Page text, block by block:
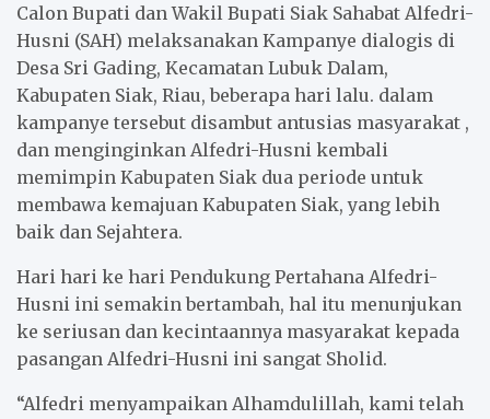
b
o
o
k
t
e
r
l
s
A
p
p
e
Calon Bupati dan Wakil Bupati Siak Sahabat Alfedri-
Husni (SAH) melaksanakan Kampanye dialogis di
Desa Sri Gading, Kecamatan Lubuk Dalam,
Kabupaten Siak, Riau, beberapa hari lalu. dalam
kampanye tersebut disambut antusias masyarakat ,
dan menginginkan Alfedri-Husni kembali
memimpin Kabupaten Siak dua periode untuk
membawa kemajuan Kabupaten Siak, yang lebih
baik dan Sejahtera.
Hari hari ke hari Pendukung Pertahana Alfedri-
Husni ini semakin bertambah, hal itu menunjukan
ke seriusan dan kecintaannya masyarakat kepada
pasangan Alfedri-Husni ini sangat Sholid.
“Alfedri menyampaikan Alhamdulillah, kami telah